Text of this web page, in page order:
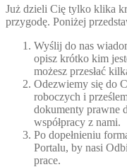
Już dzieli Cię tylko klika
przygodę. Poniżej
Wyślij do nas
opisz krótko kim
możesz przesłać
Odezwiemy się do
roboczych i
dokumenty prawne
współpracy z nami.
Po dopełnieniu
Portalu, by nasi
prace.